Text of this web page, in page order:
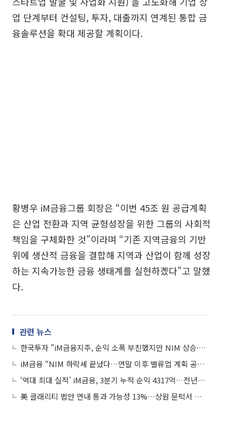
업 단계부터 컨설팅, 투자, 대출까지 연계된 통합 금
융솔루션을 확대 제공할 계획이다.
황병우 iM금융그룹 회장은 “이번 45조 원 공급계획
은 산업 전환과 지역 균형성장을 위한 그룹의 사회적
책임을 구체화한 것”이라며 “기존 지역금융의 기반
위에 생산적 금융을 결합해 지역과 산업이 함께 성장
하는 지속가능한 금융 생태계를 실현하겠다”고 말했
다.
관련 뉴스
한국투자 "iM금융지주, 순익 소폭 부진했지만 NIM 상승·건전성 개선 선방"
iM금융 “NIM 하락세 끝났다…연말 이후 밸류업 계획 공개”
‘역대 최대 실적’ iM금융, 3분기 누적 순익 4317억…전년比 70.9%↑
美 클래리티 법안 연내 통과 가능성 13%…상원 문턱서 제동